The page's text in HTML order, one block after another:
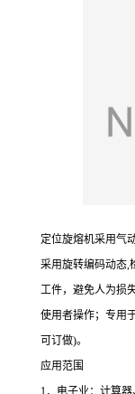
定位旋熔机采用气
采用旋转编码动态,
工件，避免人为损
使用者操作；专用
可订做)。
应用范围
1．电子业：计算器